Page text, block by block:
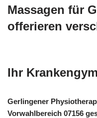
Massagen für
offerieren
Ihr
Gerlingener
Vorwahlbereich 07156